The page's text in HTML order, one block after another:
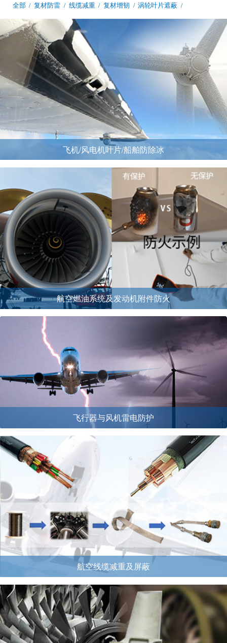
全部 / 复材防雷 / 线缆减重 / 复材增韧 / 涡轮叶片遮蔽 /
飞机/风电机叶片/船舶防除冰
航空燃油系统及发动机附件防火
飞行器与风机雷电防护
航空线缆减重及屏蔽